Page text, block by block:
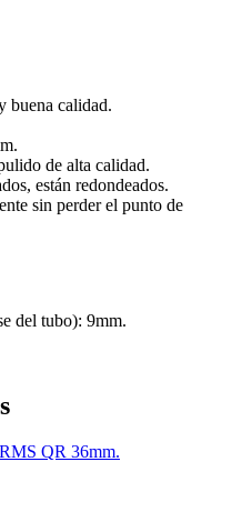
buena calidad.
de alta calidad.
están redondeados.
sin perder el punto de
del tubo): 9mm.